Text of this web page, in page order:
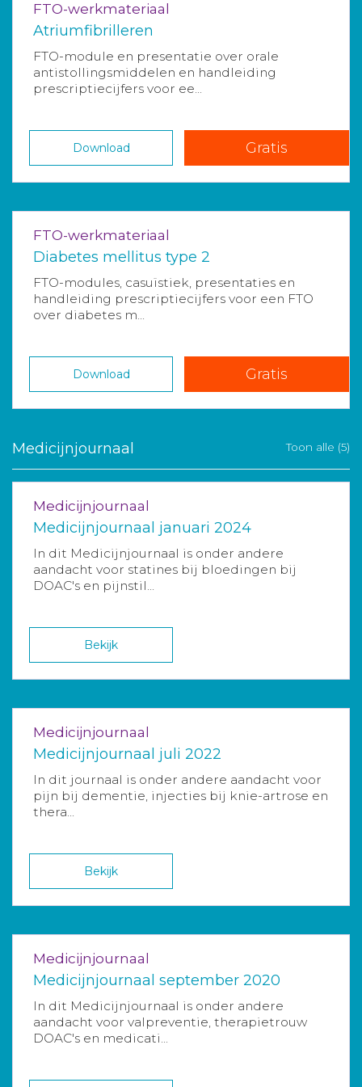
FTO-werkmateriaal
Atriumfibrilleren
FTO-module en presentatie over orale
antistollingsmiddelen en handleiding
prescriptiecijfers voor ee...
Download Gratis
FTO-werkmateriaal
Diabetes mellitus type 2
FTO-modules, casuïstiek, presentaties en
handleiding prescriptiecijfers voor een FTO
over diabetes m...
Download Gratis
Medicijnjournaal Toon alle (5)
Medicijnjournaal
Medicijnjournaal januari 2024
In dit Medicijnjournaal is onder andere
aandacht voor statines bij bloedingen bij
DOAC's en pijnstil...
Bekijk
Medicijnjournaal
Medicijnjournaal juli 2022
In dit journaal is onder andere aandacht voor
pijn bij dementie, injecties bij knie-artrose en
thera...
Bekijk
Medicijnjournaal
Medicijnjournaal september 2020
In dit Medicijnjournaal is onder andere
aandacht voor valpreventie, therapietrouw
DOAC's en medicati...